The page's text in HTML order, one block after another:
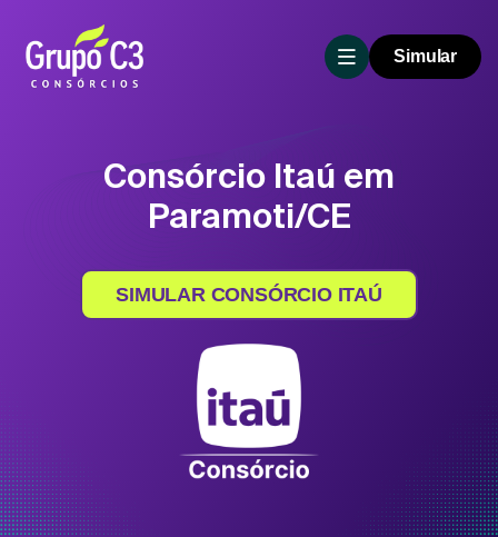
Simular
Consórcio Itaú em
Paramoti/CE
SIMULAR CONSÓRCIO ITAÚ